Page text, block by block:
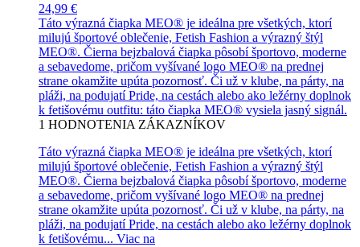
24,99 €
Táto výrazná čiapka MEO® je ideálna pre všetkých, ktorí
milujú športové oblečenie, Fetish Fashion a výrazný štýl
MEO®. Čierna bejzbalová čiapka pôsobí športovo, moderne
a sebavedome, pričom vyšívané logo MEO® na prednej
strane okamžite upúta pozornosť. Či už v klube, na párty, na
pláži, na podujatí Pride, na cestách alebo ako ležérny doplnok
k fetišovému outfitu: táto čiapka MEO® vysiela jasný signál.
1 HODNOTENIA ZÁKAZNÍKOV
Táto výrazná čiapka MEO® je ideálna pre všetkých, ktorí
milujú športové oblečenie, Fetish Fashion a výrazný štýl
MEO®. Čierna bejzbalová čiapka pôsobí športovo, moderne
a sebavedome, pričom vyšívané logo MEO® na prednej
strane okamžite upúta pozornosť. Či už v klube, na párty, na
pláži, na podujatí Pride, na cestách alebo ako ležérny doplnok
k fetišovému... Viac na